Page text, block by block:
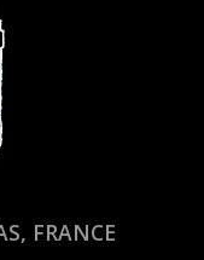
FRANCE